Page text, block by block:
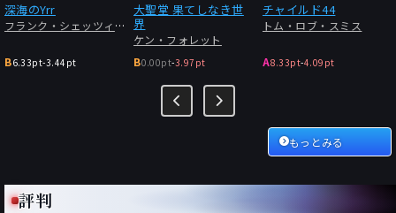
深海のYrr
フランク・シェッツィング
B6.33pt-3.44pt
大聖堂 果てしなき世
界
ケン・フォレット
B0.00pt-3.97pt
チャイルド44
トム・ロブ・スミス
A8.33pt-4.09pt
もっとみる
評判